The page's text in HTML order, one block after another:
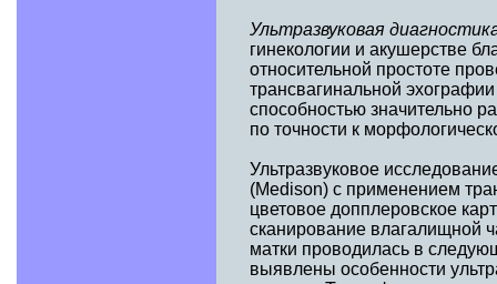
Ультразвуковая
гинекологии и акушерстве
относительной простоте
трансвагинальной
способностью значительно
по точности к
Ультразвуковое
(Medison) с применением
цветовое допплеровское
сканирование влагалищной
матки проводилась в
выявлены особенности